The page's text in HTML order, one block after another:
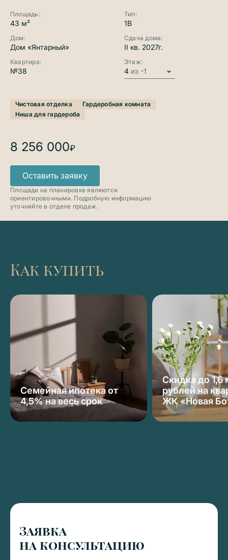
Площадь:
43 м²
Тип:
1B
Дом:
Дом «Янтарный»
Сдача дома:
II кв. 2027г.
Квартира:
№38
Этаж:
4 из -1
Чистовая отделка
Гардеробная комната
Ниша для гардероба
8 256 000₽
Оставить заявку
Площади на планировке являются
ориентировочными. Подробную информацию
уточняйте в отделе продаж.
Как купить
Семейная ипотека от
4,5% на весь срок
Скидка до 1,6
рублей на
ЖК «Новая
Заявка
на консультацию